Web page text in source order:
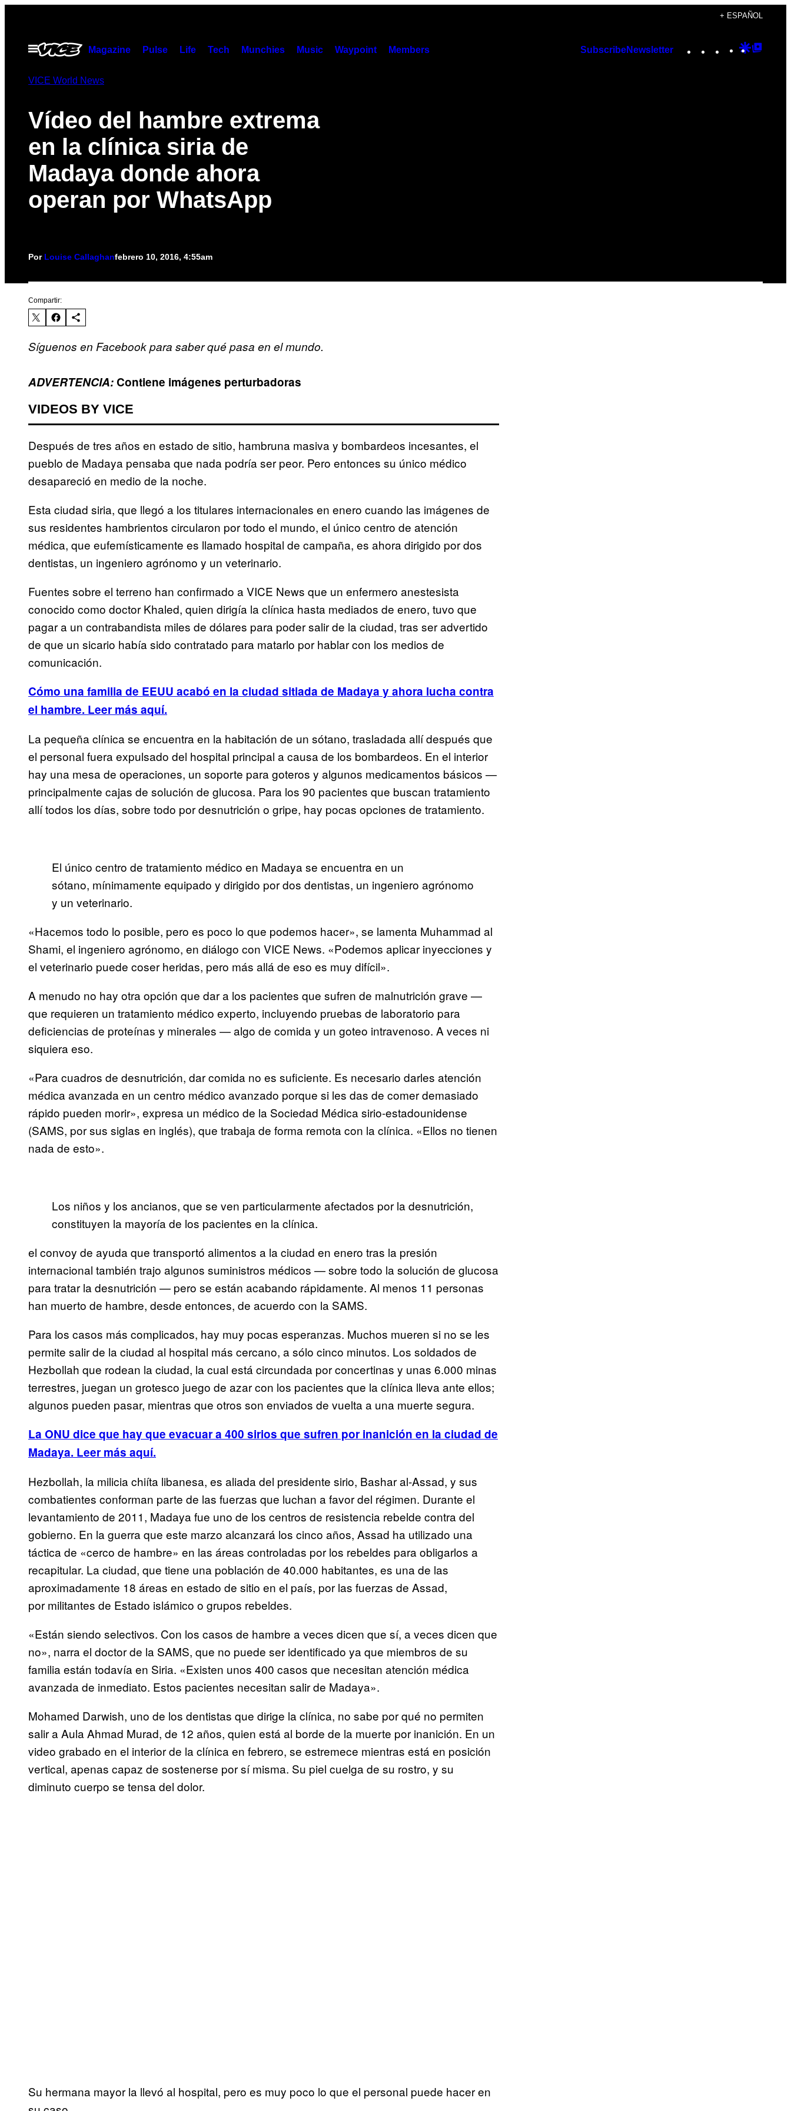
contenido
+ ESPAÑOL
Abrir
Menú
Magazine Pulse Life Tech Munchies Music Waypoint Members SubscribeNewsletter Instagram
TikTok
YouTube
Google
VICE World News
Vídeo del hambre extrema
en la clínica siria de
Madaya donde ahora
operan por WhatsApp
Por Louise Callaghanfebrero 10, 2016, 4:55am
Compartir:
Síguenos en Facebook para saber qué pasa en el mundo.
ADVERTENCIA:Contiene imágenes perturbadoras
VIDEOS BY VICE
Después de tres años en estado de sitio, hambruna masiva y bombardeos incesantes, el
pueblo de Madaya pensaba que nada podría ser peor. Pero entonces su único médico
desapareció en medio de la noche.
Esta ciudad siria, que llegó a los titulares internacionales en enero cuando las imágenes de
sus residentes hambrientos circularon por todo el mundo, el único centro de atención
médica, que eufemísticamente es llamado hospital de campaña, es ahora dirigido por dos
dentistas, un ingeniero agrónomo y un veterinario.
Fuentes sobre el terreno han confirmado a VICE News que un enfermero anestesista
conocido como doctor Khaled, quien dirigía la clínica hasta mediados de enero, tuvo que
pagar a un contrabandista miles de dólares para poder salir de la ciudad, tras ser advertido
de que un sicario había sido contratado para matarlo por hablar con los medios de
comunicación.
Cómo una familia de EEUU acabó en la ciudad sitiada de Madaya y ahora lucha contra
el hambre. Leer más aquí.
La pequeña clínica se encuentra en la habitación de un sótano, trasladada allí después que
el personal fuera expulsado del hospital principal a causa de los bombardeos. En el interior
hay una mesa de operaciones, un soporte para goteros y algunos medicamentos básicos —
principalmente cajas de solución de glucosa. Para los 90 pacientes que buscan tratamiento
allí todos los días, sobre todo por desnutrición o gripe, hay pocas opciones de tratamiento.
El único centro de tratamiento médico en Madaya se encuentra en un
sótano, mínimamente equipado y dirigido por dos dentistas, un ingeniero agrónomo
y un veterinario.
«Hacemos todo lo posible, pero es poco lo que podemos hacer», se lamenta Muhammad al
Shami, el ingeniero agrónomo, en diálogo con VICE News. «Podemos aplicar inyecciones y
el veterinario puede coser heridas, pero más allá de eso es muy difícil».
A menudo no hay otra opción que dar a los pacientes que sufren de malnutrición grave —
que requieren un tratamiento médico experto, incluyendo pruebas de laboratorio para
deficiencias de proteínas y minerales — algo de comida y un goteo intravenoso. A veces ni
siquiera eso.
«Para cuadros de desnutrición, dar comida no es suficiente. Es necesario darles atención
médica avanzada en un centro médico avanzado porque si les das de comer demasiado
rápido pueden morir», expresa un médico de la Sociedad Médica sirio-estadounidense
(SAMS, por sus siglas en inglés), que trabaja de forma remota con la clínica. «Ellos no tienen
nada de esto».
Los niños y los ancianos, que se ven particularmente afectados por la desnutrición,
constituyen la mayoría de los pacientes en la clínica.
el convoy de ayuda que transportó alimentos a la ciudad en enero tras la presión
internacional también trajo algunos suministros médicos — sobre todo la solución de glucosa
para tratar la desnutrición — pero se están acabando rápidamente. Al menos 11 personas
han muerto de hambre, desde entonces, de acuerdo con la SAMS.
Para los casos más complicados, hay muy pocas esperanzas. Muchos mueren si no se les
permite salir de la ciudad al hospital más cercano, a sólo cinco minutos. Los soldados de
Hezbollah que rodean la ciudad, la cual está circundada por concertinas y unas 6.000 minas
terrestres, juegan un grotesco juego de azar con los pacientes que la clínica lleva ante ellos;
algunos pueden pasar, mientras que otros son enviados de vuelta a una muerte segura.
La ONU dice que hay que evacuar a 400 sirios que sufren por inanición en la ciudad de
Madaya. Leer más aquí.
Hezbollah, la milicia chiíta libanesa, es aliada del presidente sirio, Bashar al-Assad, y sus
combatientes conforman parte de las fuerzas que luchan a favor del régimen. Durante el
levantamiento de 2011, Madaya fue uno de los centros de resistencia rebelde contra del
gobierno. En la guerra que este marzo alcanzará los cinco años, Assad ha utilizado una
táctica de «cerco de hambre» en las áreas controladas por los rebeldes para obligarlos a
recapitular. La ciudad, que tiene una población de 40.000 habitantes, es una de las
aproximadamente 18 áreas en estado de sitio en el país, por las fuerzas de Assad,
por militantes de Estado islámico o grupos rebeldes.
«Están siendo selectivos. Con los casos de hambre a veces dicen que sí, a veces dicen que
no», narra el doctor de la SAMS, que no puede ser identificado ya que miembros de su
familia están todavía en Siria. «Existen unos 400 casos que necesitan atención médica
avanzada de inmediato. Estos pacientes necesitan salir de Madaya».
Mohamed Darwish, uno de los dentistas que dirige la clínica, no sabe por qué no permiten
salir a Aula Ahmad Murad, de 12 años, quien está al borde de la muerte por inanición. En un
video grabado en el interior de la clínica en febrero, se estremece mientras está en posición
vertical, apenas capaz de sostenerse por sí misma. Su piel cuelga de su rostro, y su
diminuto cuerpo se tensa del dolor.
Su hermana mayor la llevó al hospital, pero es muy poco lo que el personal puede hacer en